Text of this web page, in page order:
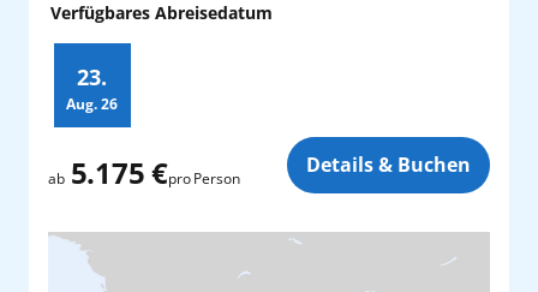
Verfügbares Abreisedatum
23.
Aug. 26
ab 5.175 €pro Person Details & Buchen